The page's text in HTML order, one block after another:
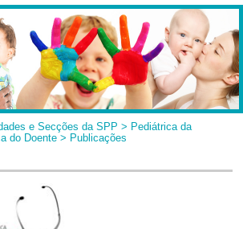
e Secções da SPP > Pediátrica da
do Doente > Publicações